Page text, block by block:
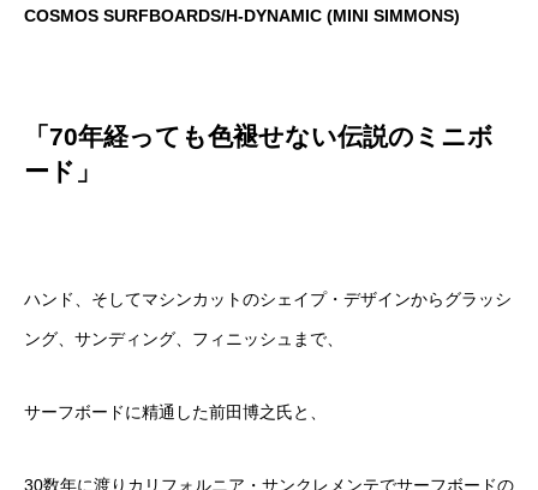
COSMOS SURFBOARDS/H-DYNAMIC (MINI SIMMONS)
「70年経っても色褪せない伝説のミニボ
ード」
ハンド、そしてマシンカットのシェイプ・ デザインからグラッシ
ング、サンディング、 フィニッシュまで、
サーフボードに精通した前田博之氏と、
30数年に渡りカリフォルニア・ サンクレメンテでサーフボードの